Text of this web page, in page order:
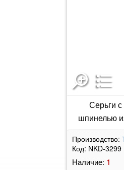
Серьги
шпинелью
Производство:
Код: NKD-3299
Наличие: 1